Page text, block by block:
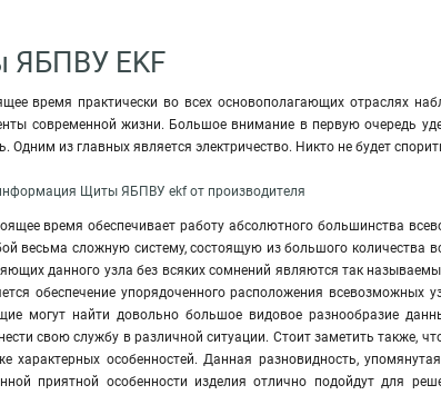
ЯБПВУ EKF
время практически во всех основополагающих отраслях
современной жизни. Большое внимание в первую очередь
из главных является электричество. Никто не будет
Щиты ЯБПВУ ekf от производителя
время обеспечивает работу абсолютного большинства
весьма сложную систему, состоящую из большого количества
данного узла без всяких сомнений являются так
обеспечение упорядоченного расположения всевозможных
могут найти довольно большое видовое разнообразие
свою службу в различной ситуации. Стоит заметить также,
характерных особенностей. Данная разновидность,
приятной особенности изделия отлично подойдут для